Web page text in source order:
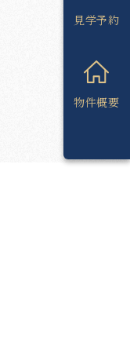
見学予約
物件概要